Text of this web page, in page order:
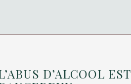
D’ALCOOL EST